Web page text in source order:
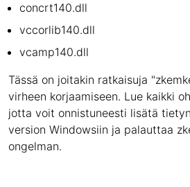
concrt140.dll
vccorlib140.dll
vcamp140.dll
Tässä on joitakin ratkaisuja
virheen korjaamiseen. Lue kaikki
jotta voit onnistuneesti lisätä
version Windowsiin ja palauttaa
ongelman.